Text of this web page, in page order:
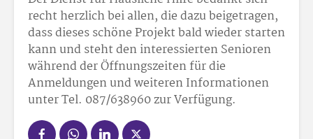
recht herzlich bei allen, die dazu beigetragen,
dass dieses schöne Projekt bald wieder starten
kann und steht den interessierten Senioren
während der Öffnungszeiten für die
Anmeldungen und weiteren Informationen
unter Tel. 087/638960 zur Verfügung.